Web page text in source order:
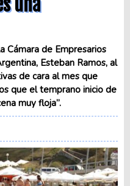
una
Cámara de Empresarios
Esteban Ramos, al
de cara al mes que
que el temprano inicio de
muy floja”.